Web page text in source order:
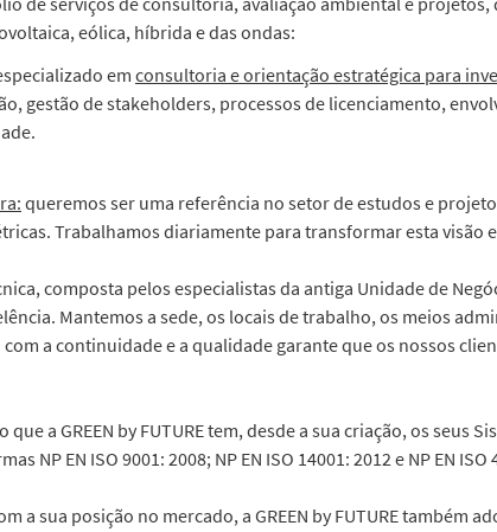
eólica, híbrida e das ondas:
em consultoria e orientação estratégica para
gestão de stakeholders, processos de licenciamento,
queremos ser uma referência no setor de estudos e
Trabalhamos diariamente para transformar esta visão
composta pelos especialistas da antiga Unidade de
Mantemos a sede, os locais de trabalho, os meios
a continuidade e a qualidade garante que os nossos
que a GREEN by FUTURE tem, desde a sua criação, os
NP EN ISO 9001: 2008; NP EN ISO 14001: 2012 e NP EN ISO
a sua posição no mercado, a GREEN by FUTURE também